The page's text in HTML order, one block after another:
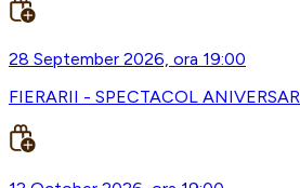
28 September 2026, ora 19:00
FIERARII - SPECTACOL